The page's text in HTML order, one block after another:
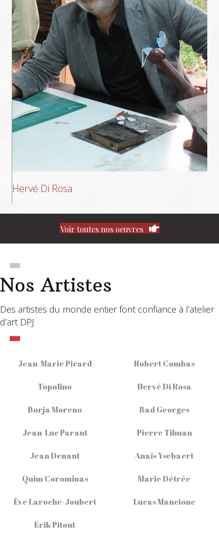
Hervé Di Rosa
Voir toutes nos oeuvres
Nos Artistes
Des artistes du monde entier font confiance à l’atelier
d’art DPJ
Jean-Marie Picard Robert Combas
Topolino Hervé Di Rosa
Borja Moreno Bad Georges
Jean-Luc Parant Pierre Tilman
Jean Denant Anaïs Ysebaert
Quim Corominas Marie Détrée
Ève Laroche-Joubert Lucas Mancione
Erik Pitout